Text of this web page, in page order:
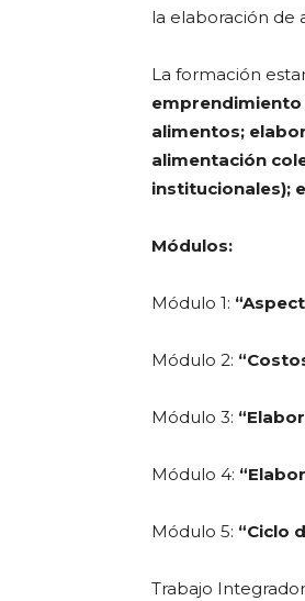
la elaboración de
La formación
emprendimiento
alimentos;
alimentación
institucionales);
Módulos:
Módulo 1:
Módulo 2:
Módulo 3:
Módulo 4:
Módulo 5: “Ciclo
Trabajo